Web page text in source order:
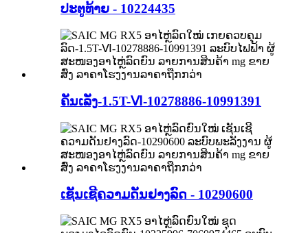
ປະຕູທ້າຍ - 10224435
ຄັນເລັ່ງ-1.5T-Ⅵ-10278886-10991391
ເຊັນເຊີຄວາມດັນຢາງລົດ - 10290600